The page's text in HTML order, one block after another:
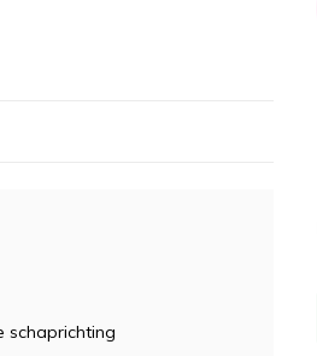
schaprichting